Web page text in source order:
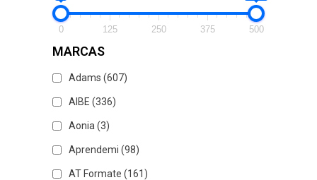
0 125 250 375 500
MARCAS
Adams (607)
AIBE (336)
Aonia (3)
Aprendemi (98)
AT Formate (161)